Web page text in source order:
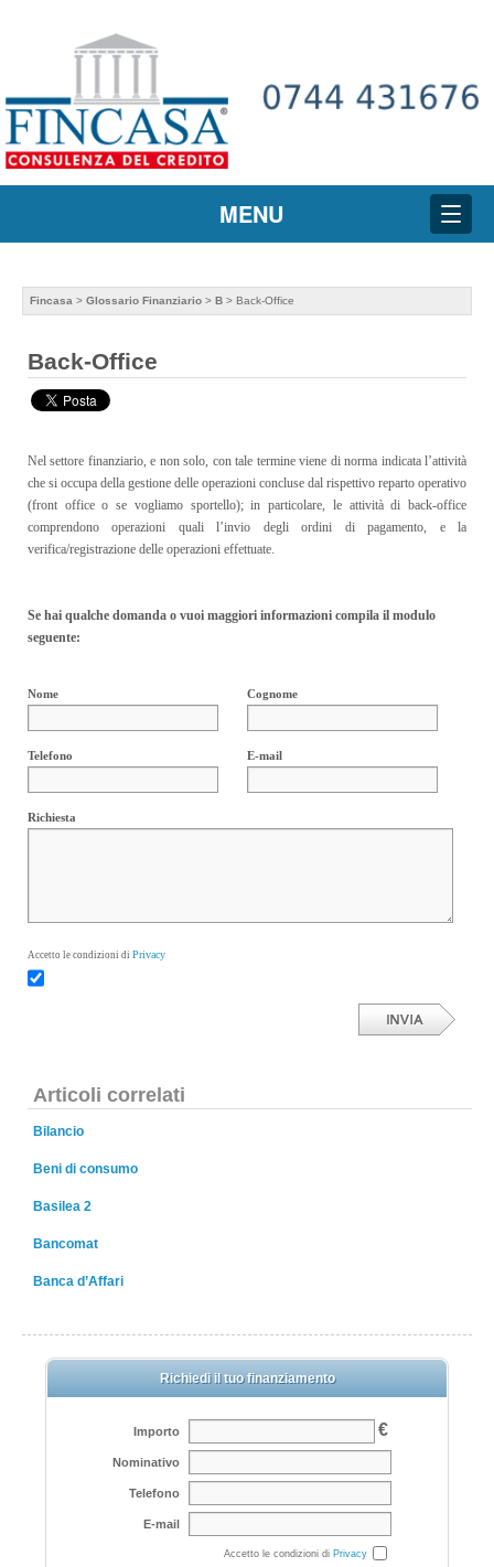
MENU
Fincasa > Glossario Finanziario > B > Back-Office
Back-Office
Nel settore finanziario, e non solo, con tale termine viene di norma indicata l’attività
che si occupa della gestione delle operazioni concluse dal rispettivo reparto operativo
(front office o se vogliamo sportello); in particolare, le attività di back-office
comprendono operazioni quali l’invio degli ordini di pagamento, e la
verifica/registrazione delle operazioni effettuate.
Se hai qualche domanda o vuoi maggiori informazioni compila il modulo
seguente:
Nome Cognome
Telefono E-mail
Richiesta
Accetto le condizioni di Privacy
Articoli correlati
Bilancio
Beni di consumo
Basilea 2
Bancomat
Banca d’Affari
Richiedi il tuo finanziamento
Importo €
Nominativo
Telefono
E-mail
Accetto le condizioni di Privacy